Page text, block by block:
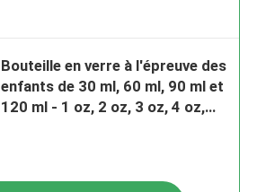
Bouteille en verre à l'épreuve des
enfants de 30 ml, 60 ml, 90 ml et
120 ml - 1 oz, 2 oz, 3 oz, 4 oz,